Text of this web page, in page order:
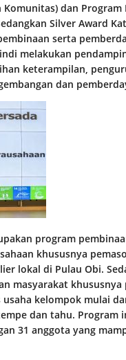
Komunitas) dan
Silver Award
serta
melakukan
keterampilan,
dan
program
khususnya
lokal di Pulau Obi.
masyarakat
kelompok mulai
dan tahu. Program
31 anggota yang